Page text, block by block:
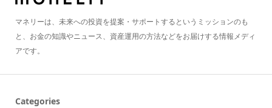
マネリーは、未来への投資を提案・サポートするというミッションのも
と、お金の知識やニュース、資産運用の方法などをお届けする情報メディ
アです。
Categories